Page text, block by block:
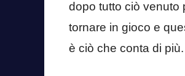
dopo tutto ciò venuto
tornare in gioco e
è ciò che conta di più.